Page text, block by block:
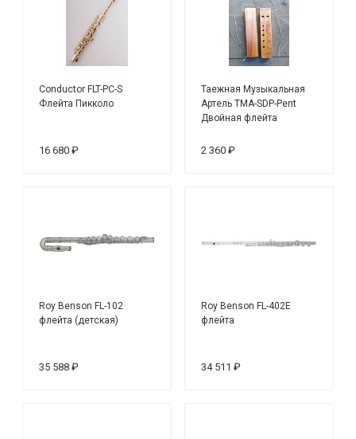
Conductor FLT-PC-S
Флейта Пикколо
16 680 ₽
Таежная Музыкальная
Артель TMA-SDP-Pent
Двойная флейта
2 360 ₽
Roy Benson FL-102
флейта (детская)
35 588 ₽
Roy Benson FL-402E
флейта
34 511 ₽